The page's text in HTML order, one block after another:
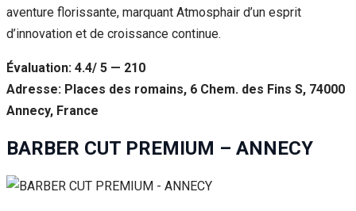
aventure florissante, marquant Atmosphair d’un esprit
d’innovation et de croissance continue.
Évaluation: 4.4/ 5 — 210
Adresse: Places des romains, 6 Chem. des Fins S, 74000
Annecy, France
BARBER CUT PREMIUM – ANNECY